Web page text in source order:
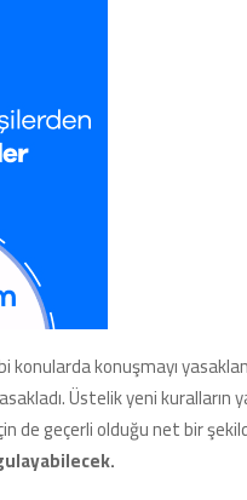
konuşmayı
Üstelik yeni
de geçerli olduğu net bir